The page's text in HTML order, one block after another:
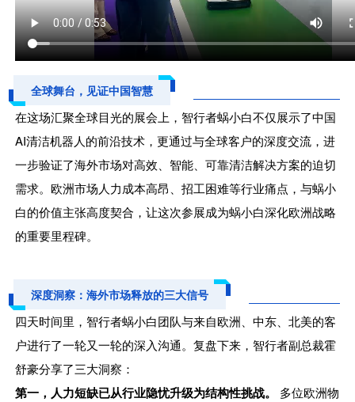
全球舞台，见证中国智慧
在这场汇聚全球目光的展会上，智行者蜗小白不仅展示了中国
AI清洁机器人的前沿技术，更通过与全球客户的深度交流，进
一步验证了海外市场对高效、智能、可靠清洁解决方案的迫切
需求。欧洲市场人力成本高昂、招工困难等行业痛点，与蜗小
白的价值主张高度契合，让这次参展成为蜗小白深化欧洲战略
的重要里程碑。
深度洞察：海外市场释放的三大信号
四天时间里，智行者蜗小白团队与来自欧洲、中东、北美的客
户进行了一轮又一轮的深入沟通。复盘下来，智行者副总裁霍
舒豪分享了三大洞察：
第一，人力短缺已从行业隐忧升级为结构性挑战。
多位欧洲物